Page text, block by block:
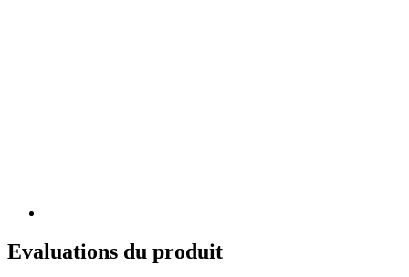
Evaluations du produit